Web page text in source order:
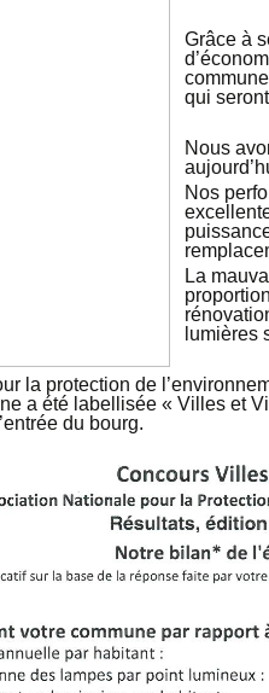
Grâce à
qui
Nous
Nos
La
lumières
la protection de
a été labellisée « Villes et
du bourg.